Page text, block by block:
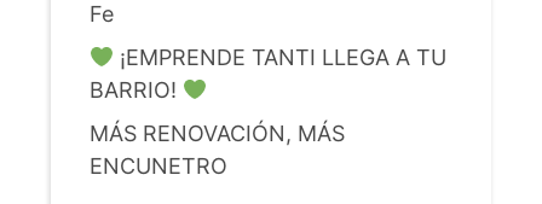
Fe
¡EMPRENDE TANTI LLEGA A TU
BARRIO!
MÁS RENOVACIÓN, MÁS
ENCUNETRO